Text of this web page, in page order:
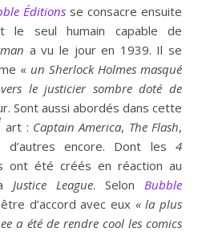
Éditions se consacre ensuite
le seul humain capable de
a vu le jour en 1939. Il se
« un Sherlock Holmes masqué
le justicier sombre doté de
Sont aussi abordés dans cette
art : Captain America, The Flash,
encore. Dont les 4
ont été créés en réaction au
Justice League. Selon Bubble
d’accord avec eux « la plus
a été de rendre cool les comics